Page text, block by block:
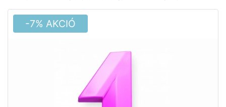
-7% AKCIÓ